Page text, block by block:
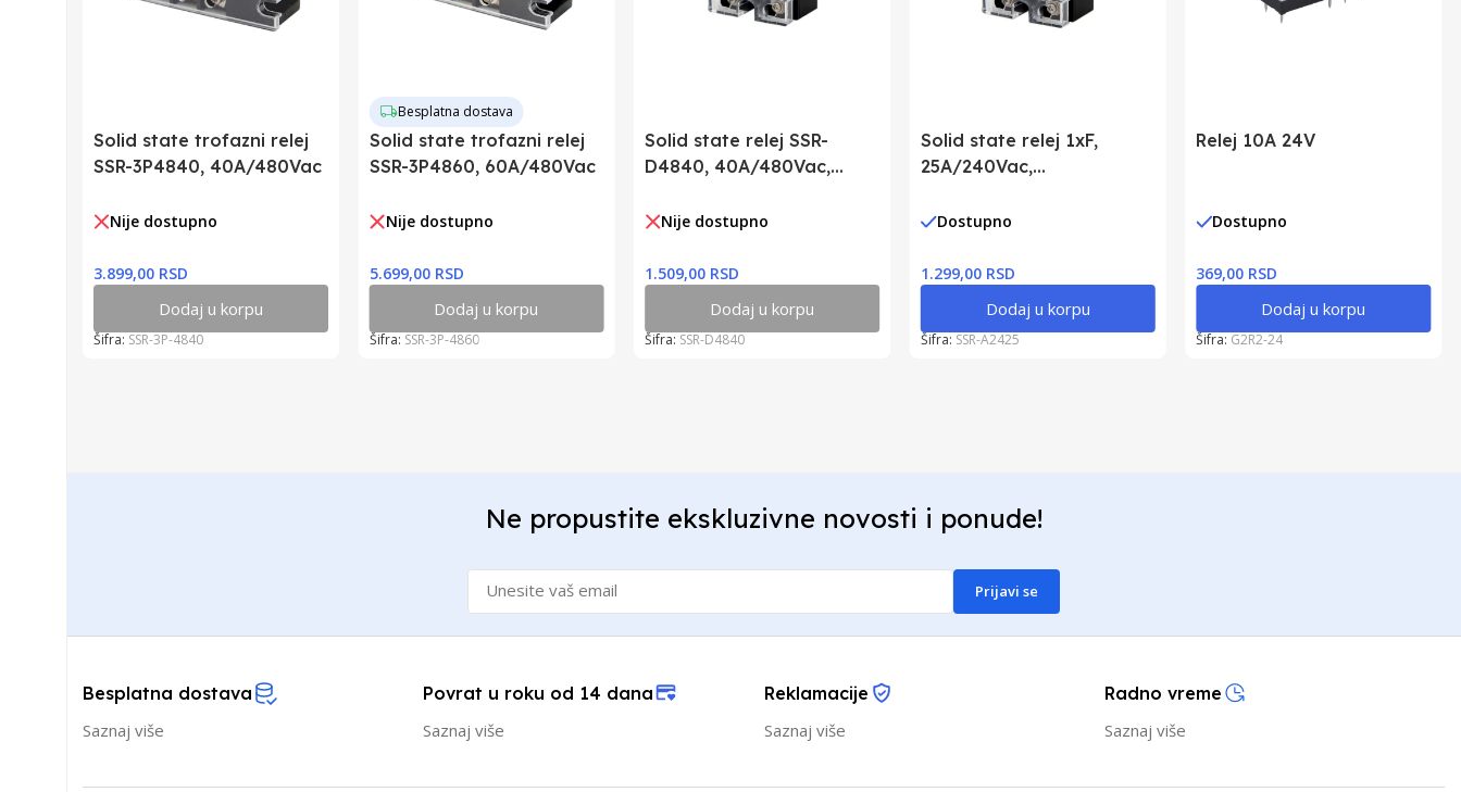
Solid state trofazni relej
SSR-3P4840, 40A/480Vac
Nije dostupno
3.899,00 RSD
Dodaj u korpu
Šifra: SSR-3P-4840
Besplatna dostava
Solid state trofazni relej
SSR-3P4860, 60A/480Vac
Nije dostupno
5.699,00 RSD
Dodaj u korpu
Šifra: SSR-3P-4860
Solid state relej SSR-
D4840, 40A/480Vac,
Nije dostupno
1.509,00 RSD
Dodaj u korpu
Šifra: SSR-D4840
Solid state relej 1xF,
25A/240Vac,
Dostupno
1.299,00 RSD
Dodaj u korpu
Šifra: SSR-A2425
Relej 10A 24V
Dostupno
369,00 RSD
Dodaj u korpu
Šifra: G2R2-24
Ne propustite ekskluzivne novosti i ponude!
Prijavi se
Besplatna dostava
Saznaj više
Povrat u roku od 14 dana
Saznaj više
Reklamacije
Saznaj više
Radno vreme
Saznaj više